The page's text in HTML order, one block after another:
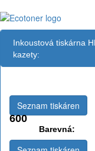
Inkoustová tiskárna
kazety:
600
Seznam tiskáren
Barevná: